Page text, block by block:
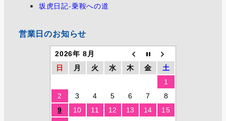
坂虎日記-乗鞍への道
営業日のお知らせ
2026年 8月
日
月 火 水 木 金
土
1
2
3 4 5 6 7
8
9
10 11 12 13 14
15